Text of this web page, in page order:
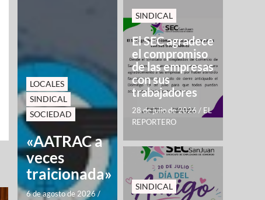
LOCALES
SINDICAL
SOCIEDAD
«AATRAC a
veces
traicionada»
6 de agosto de 2026/
SINDICAL
El SEC agradece
el compromiso
de las empresas
con sus
trabajadores
28 de julio de 2026 / EL
REPORTERO
SINDICAL